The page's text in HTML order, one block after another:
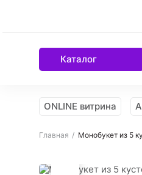
Каталог
ONLINE витрина
Главная Монобукет из 5